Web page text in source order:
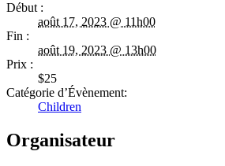
Début :
août 17, 2023 @ 11h00
Fin :
août 19, 2023 @ 13h00
Prix :
$25
Catégorie d’Évènement:
Children
Organisateur